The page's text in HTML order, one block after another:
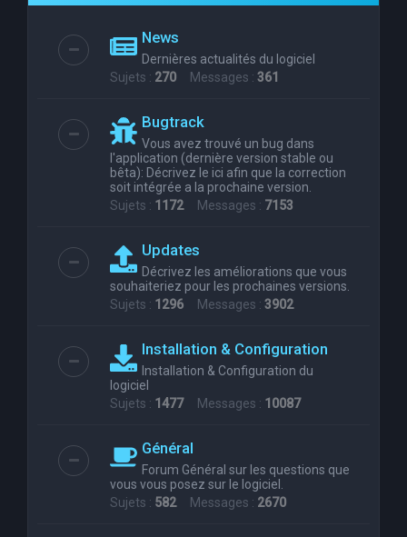
News
Dernières actualités du logiciel
Sujets : 270 Messages : 361
Bugtrack
Vous avez trouvé un bug dans
l'application (dernière version stable ou
bêta): Décrivez le ici afin que la correction
soit intégrée a la prochaine version.
Sujets : 1172Messages : 7153
Updates
Décrivez les améliorations que vous
souhaiteriez pour les prochaines versions.
Sujets : 1296 Messages : 3902
Installation & Configuration
Installation & Configuration du
logiciel
Sujets : 1477Messages : 10087
Général
Forum Général sur les questions que
vous vous posez sur le logiciel.
Sujets : 582Messages : 2670